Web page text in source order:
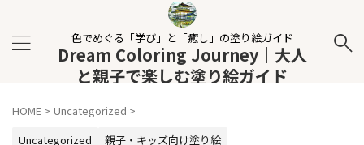
色でめぐる「学び」と「癒し」の塗り絵ガイド
Dream Coloring Journey｜大人
と親子で楽しむ塗り絵ガイド
HOME > Uncategorized >
Uncategorized
親子・キッズ向け塗り絵